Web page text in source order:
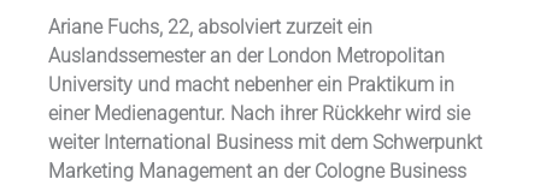
Ariane Fuchs, 22, absolviert zurzeit ein
Auslandssemester an der London Metropolitan
University und macht nebenher ein Praktikum in
einer Medienagentur. Nach ihrer Rückkehr wird sie
weiter International Business mit dem Schwerpunkt
Marketing Management an der Cologne Business